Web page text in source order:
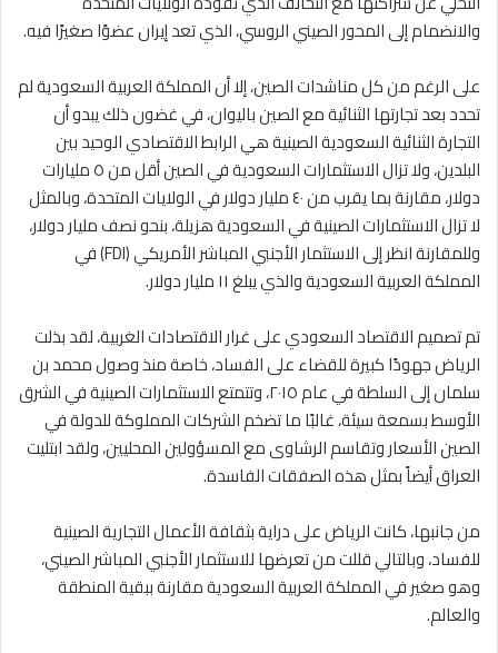
والانضمام إلى المحور الصيني الروسي، الذي تعد إيران عضوًا صغيرًا فيه.
على الرغم من كل مناشدات الصين، إلا أن المملكة العربية السعودية لم
تحدد بعد تجارتها الثنائية مع الصين باليوان، في غضون ذلك يبدو أن
التجارة الثنائية السعودية الصينية هي الرابط الاقتصادي الوحيد بين
البلدين، ولا تزال الاستثمارات السعودية في الصين أقل من ٥ مليارات
دولار، مقارنة بما يقرب من ٤٠ مليار دولار في الولايات المتحدة، وبالمثل
لا تزال الاستثمارات الصينية في السعودية هزيلة، بنحو نصف مليار دولار،
وللمقارنة انظر إلى الاستثمار الأجنبي المباشر الأمريكي (FDI) في
المملكة العربية السعودية والذي يبلغ ١١ مليار دولار.
تم تصميم الاقتصاد السعودي على غرار الاقتصادات الغربية، لقد بذلت
الرياض جهودًا كبيرة للقضاء على الفساد، خاصة منذ وصول محمد بن
سلمان إلى السلطة في عام ٢٠١٥، وتتمتع الاستثمارات الصينية في الشرق
الأوسط بسمعة سيئة، غالبًا ما تضخم الشركات المملوكة للدولة في
الصين الأسعار وتقاسم الرشاوى مع المسؤولين المحليين، ولقد ابتليت
العراق أيضاً بمثل هذه الصفقات الفاسدة.
من جانبها، كانت الرياض على دراية بثقافة الأعمال التجارية الصينية
للفساد، وبالتالي قللت من تعرضها للاستثمار الأجنبي المباشر الصيني،
وهو صغير في المملكة العربية السعودية مقارنة ببقية المنطقة
والعالم.